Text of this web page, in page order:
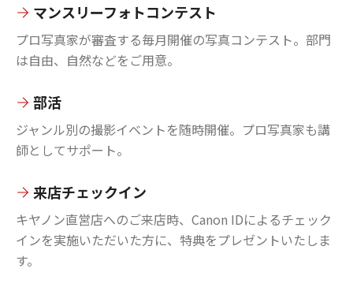
マンスリーフォトコンテスト
プロ写真家が審査する毎月開催の写真コンテスト。部門
は自由、自然などをご用意。
部活
ジャンル別の撮影イベントを随時開催。プロ写真家も講
師としてサポート。
来店チェックイン
キヤノン直営店へのご来店時、Canon IDによるチェック
インを実施いただいた方に、特典をプレゼントいたしま
す。